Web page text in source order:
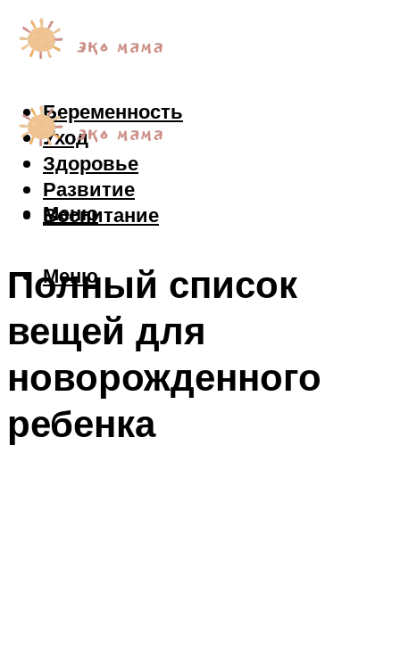
Беременность
Уход
Здоровье
Развитие
Воспитание
Меню
Меню
Полный список
вещей для
новорожденного
ребенка